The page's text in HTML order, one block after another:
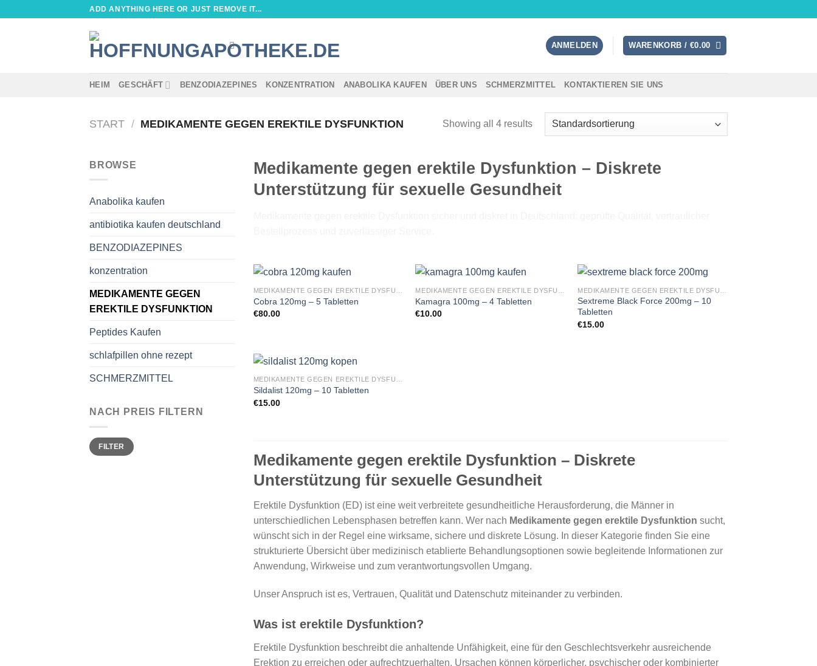
ADD ANYTHING HERE OR JUST REMOVE IT...
ANMELDEN WARENKORB / €0.00
HEIM GESCHÄFT BENZODIAZEPINES KONZENTRATION ANABOLIKA KAUFEN ÜBER UNS SCHMERZMITTEL KONTAKTIEREN SIE UNS
START / MEDIKAMENTE GEGEN EREKTILE DYSFUNKTION Showing all 4 results
BROWSE
Anabolika kaufen
antibiotika kaufen deutschland
BENZODIAZEPINES
konzentration
MEDIKAMENTE GEGEN
EREKTILE DYSFUNKTION
Peptides Kaufen
schlafpillen ohne rezept
SCHMERZMITTEL
NACH PREIS FILTERN
Min.
Preis
Max.
PreisFILTER
Medikamente gegen erektile Dysfunktion – Diskrete
Unterstützung für sexuelle Gesundheit
Cobra 120mg – 5 Tabletten
€80.00
Kamagra 100mg – 4 Tabletten
€10.00
Sextreme Black Force 200mg – 10
Tabletten
€15.00
Sildalist 120mg – 10 Tabletten
€15.00
Medikamente gegen erektile Dysfunktion – Diskrete
Unterstützung für sexuelle Gesundheit
Erektile Dysfunktion (ED) ist eine weit verbreitete gesundheitliche Herausforderung, die Männer in
unterschiedlichen Lebensphasen betreffen kann. Wer nach Medikamente gegen erektile Dysfunktion sucht,
wünscht sich in der Regel eine wirksame, sichere und diskrete Lösung. In dieser Kategorie finden Sie eine
strukturierte Übersicht über medizinisch etablierte Behandlungsoptionen sowie begleitende Informationen zur
Anwendung, Wirkweise und zum verantwortungsvollen Umgang.
Unser Anspruch ist es, Vertrauen, Qualität und Datenschutz miteinander zu verbinden.
Was ist erektile Dysfunktion?
Erektile Dysfunktion beschreibt die anhaltende Unfähigkeit, eine für den Geschlechtsverkehr ausreichende
Erektion zu erreichen oder aufrechtzuerhalten. Ursachen können körperlicher, psychischer oder kombinierter